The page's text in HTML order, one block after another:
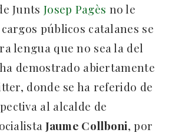
Junts Josep Pagès no le
públicos catalanes se
lengua que no sea la del
demostrado abiertamente
donde se ha referido de
al alcalde de
Jaume Collboni, por